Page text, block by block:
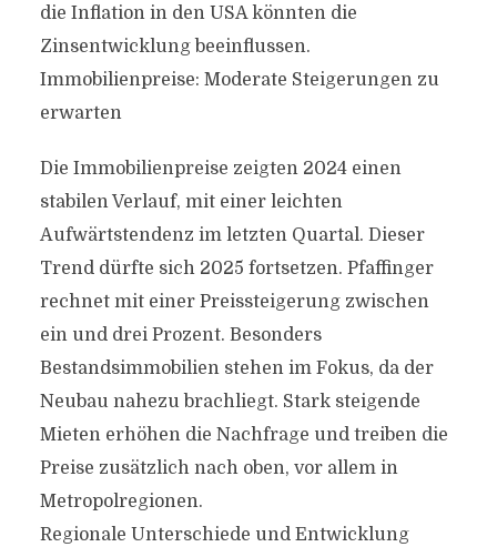
die Inflation in den USA könnten die
Zinsentwicklung beeinflussen.
Immobilienpreise: Moderate Steigerungen zu
erwarten
Die Immobilienpreise zeigten 2024 einen
stabilen Verlauf, mit einer leichten
Aufwärtstendenz im letzten Quartal. Dieser
Trend dürfte sich 2025 fortsetzen. Pfaffinger
rechnet mit einer Preissteigerung zwischen
ein und drei Prozent. Besonders
Bestandsimmobilien stehen im Fokus, da der
Neubau nahezu brachliegt. Stark steigende
Mieten erhöhen die Nachfrage und treiben die
Preise zusätzlich nach oben, vor allem in
Metropolregionen.
Regionale Unterschiede und Entwicklung